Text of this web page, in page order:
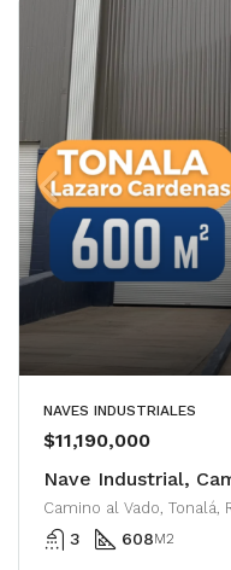
NAVES INDUSTRIALES
$11,190,000
Nave Industrial,
3 608M2